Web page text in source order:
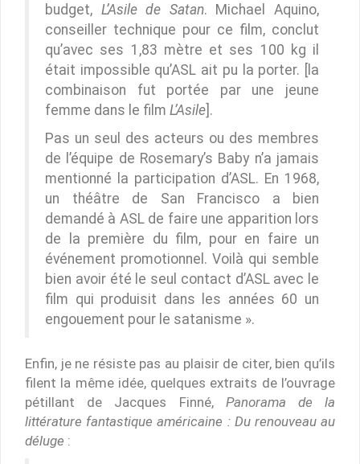
budget, L’Asile de Satan. Michael Aquino,
conseiller technique pour ce film, conclut
qu’avec ses 1,83 mètre et ses 100 kg il
était impossible qu’ASL ait pu la porter. [la
combinaison fut portée par une jeune
femme dans le film L’Asile].
Pas un seul des acteurs ou des membres
de l’équipe de Rosemary’s Baby n’a jamais
mentionné la participation d’ASL. En 1968,
un théâtre de San Francisco a bien
demandé à ASL de faire une apparition lors
de la première du film, pour en faire un
événement promotionnel. Voilà qui semble
bien avoir été le seul contact d’ASL avec le
film qui produisit dans les années 60 un
engouement pour le satanisme ».
Enfin, je ne résiste pas au plaisir de citer, bien qu’ils
filent la même idée, quelques extraits de l’ouvrage
pétillant de Jacques Finné, Panorama de la
littérature fantastique américaine : Du renouveau au
déluge :